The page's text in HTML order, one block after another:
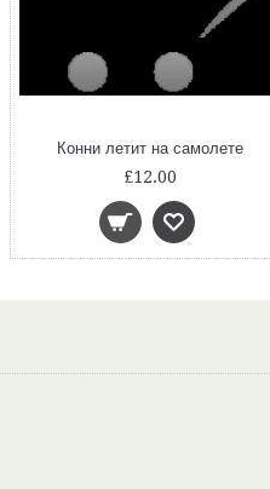
Конни летит на самолете
£12.00